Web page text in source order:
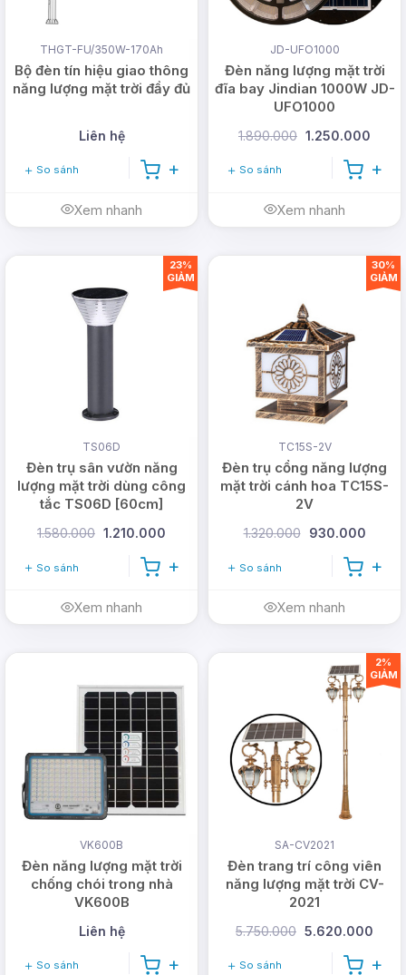
THGT-FU/350W-170Ah
Bộ đèn tín hiệu giao thông
năng lượng mặt trời đầy đủ
Liên hệ
So sánh
Xem nhanh
JD-UFO1000
Đèn năng lượng mặt trời
đĩa bay Jindian 1000W JD-
UFO1000
1.890.000 1.250.000
So sánh
Xem nhanh
TS06D
Đèn trụ sân vườn năng
lượng mặt trời dùng công
tắc TS06D [60cm]
1.580.000 1.210.000
So sánh
Xem nhanh
23%
GIẢM
TC15S-2V
Đèn trụ cổng năng lượng
mặt trời cánh hoa TC15S-
2V
1.320.000 930.000
So sánh
Xem nhanh
30%
GIẢM
VK600B
Đèn năng lượng mặt trời
chống chói trong nhà
VK600B
Liên hệ
So sánh
SA-CV2021
Đèn trang trí công viên
năng lượng mặt trời CV-
2021
5.750.000 5.620.000
So sánh
2%
GIẢM